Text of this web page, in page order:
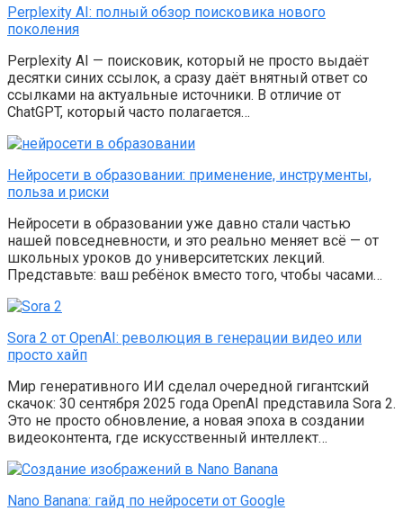
Perplexity AI: полный обзор поисковика нового
поколения
Perplexity AI — поисковик, который не просто выдаёт
десятки синих ссылок, а сразу даёт внятный ответ со
ссылками на актуальные источники. В отличие от
ChatGPT, который часто полагается…
Нейросети в образовании: применение, инструменты,
польза и риски
Нейросети в образовании уже давно стали частью
нашей повседневности, и это реально меняет всё — от
школьных уроков до университетских лекций.
Представьте: ваш ребёнок вместо того, чтобы часами…
Sora 2 от OpenAI: революция в генерации видео или
просто хайп
Мир генеративного ИИ сделал очередной гигантский
скачок: 30 сентября 2025 года OpenAI представила Sora 2.
Это не просто обновление, а новая эпоха в создании
видеоконтента, где искусственный интеллект…
Nano Banana: гайд по нейросети от Google